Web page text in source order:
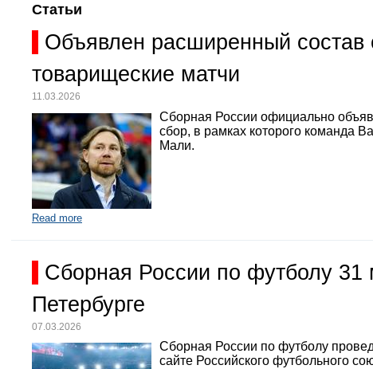
Статьи
Объявлен расширенный состав
товарищеские матчи
11.03.2026
Сборная России официально
сбор, в рамках которого команда
Мали.
Read more
Сборная России по футболу
Петербурге
07.03.2026
Сборная России по футболу
сайте Российского футбольного